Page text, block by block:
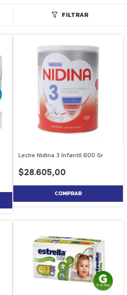
FILTRAR
Leche Nidina 3 Infantil 800 Gr
$28.605,00